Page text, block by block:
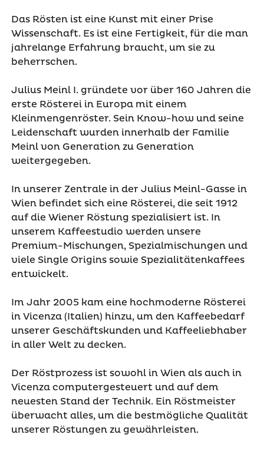
Das Rösten ist eine Kunst mit einer Prise
Wissenschaft. Es ist eine Fertigkeit, für die man
jahrelange Erfahrung braucht, um sie zu
beherrschen.
Julius Meinl I. gründete vor über 160 Jahren die
erste Rösterei in Europa mit einem
Kleinmengenröster. Sein Know-how und seine
Leidenschaft wurden innerhalb der Familie
Meinl von Generation zu Generation
weitergegeben.
In unserer Zentrale in der Julius Meinl-Gasse in
Wien befindet sich eine Rösterei, die seit 1912
auf die Wiener Röstung spezialisiert ist. In
unserem Kaffeestudio werden unsere
Premium-Mischungen, Spezialmischungen und
viele Single Origins sowie Spezialitätenkaffees
entwickelt.
Im Jahr 2005 kam eine hochmoderne Rösterei
in Vicenza (Italien) hinzu, um den Kaffeebedarf
unserer Geschäftskunden und Kaffeeliebhaber
in aller Welt zu decken.
Der Röstprozess ist sowohl in Wien als auch in
Vicenza computergesteuert und auf dem
neuesten Stand der Technik. Ein Röstmeister
überwacht alles, um die bestmögliche Qualität
unserer Röstungen zu gewährleisten.